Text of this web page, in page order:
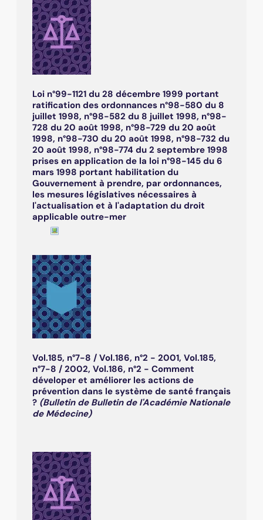
Loi n°99-1121 du 28 décembre 1999 portant
ratification des ordonnances n°98-580 du 8
juillet 1998, n°98-582 du 8 juillet 1998, n°98-
728 du 20 août 1998, n°98-729 du 20 août
1998, n°98-730 du 20 août 1998, n°98-732 du
20 août 1998, n°98-774 du 2 septembre 1998
prises en application de la loi n°98-145 du 6
mars 1998 portant habilitation du
Gouvernement à prendre, par ordonnances,
les mesures législatives nécessaires à
l'actualisation et à l'adaptation du droit
applicable outre-mer
Vol.185, n°7-8 / Vol.186, n°2 - 2001, Vol.185,
n°7-8 / 2002, Vol.186, n°2 - Comment
déveloper et améliorer les actions de
prévention dans le système de santé français
? (Bulletin de Bulletin de l'Académie Nationale
de Médecine)